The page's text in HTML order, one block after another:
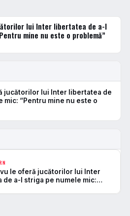
lui Inter libertatea de a-l
mine nu este o problemă”
jucătorilor lui Inter libertatea de
mic: “Pentru mine nu este o
le oferă jucătorilor lui Inter
de a-l striga pe numele mic: